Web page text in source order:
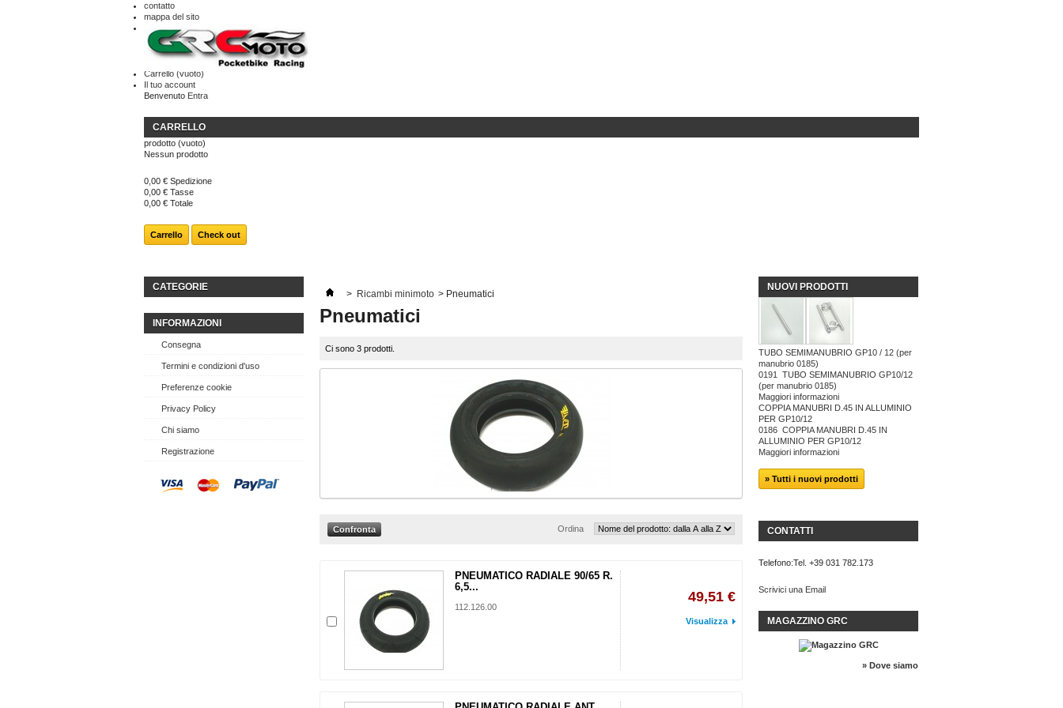
contatto
mappa del sito
Carrello (vuoto)
Il tuo account
Benvenuto Entra
CARRELLO
prodotto (vuoto)
Nessun prodotto
0,00 € Spedizione
0,00 € Tasse
0,00 € Totale
Carrello Check out
CATEGORIE
INFORMAZIONI
Consegna
Termini e condizioni d'uso
Preferenze cookie
Privacy Policy
Chi siamo
Registrazione
> Ricambi minimoto > Pneumatici
Pneumatici
Ci sono 3 prodotti.
Ordina
PNEUMATICO RADIALE 90/65 R.
6,5...
112.126.00
49,51 €
Visualizza
NUOVI PRODOTTI
TUBO SEMIMANUBRIO GP10 / 12 (per
manubrio 0185)
0191 TUBO SEMIMANUBRIO GP10/12
(per manubrio 0185)
Maggiori informazioni
COPPIA MANUBRI D.45 IN ALLUMINIO
PER GP10/12
0186 COPPIA MANUBRI D.45 IN
ALLUMINIO PER GP10/12
Maggiori informazioni
» Tutti i nuovi prodotti
CONTATTI
Telefono:Tel. +39 031 782.173
Scrivici una Email
MAGAZZINO GRC
» Dove siamo